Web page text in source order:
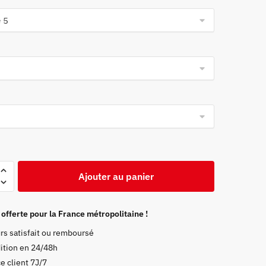
initial
était :
actuel
Ajouter au panier
pour la France métropolitaine !
satisfait ou remboursé
en 24/48h
client 7J/7